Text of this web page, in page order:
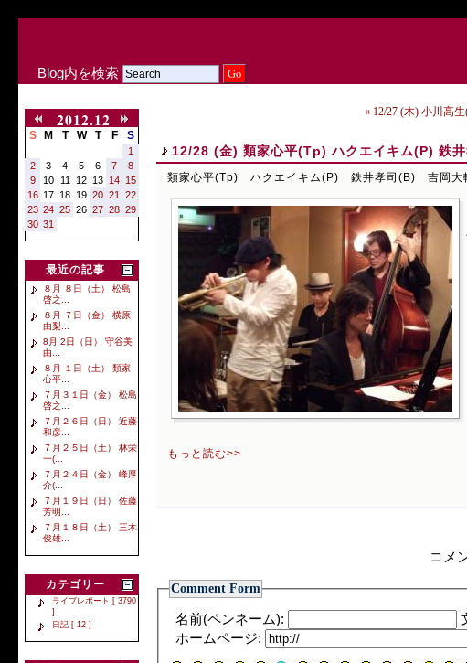
Blog内を検索
2012.12
S M T W T F S
1
2
3 4 5 6 7
8
9
10 11 12 13 14 15
16 17 18 19 20 21
22
23 24 25 26 27 28 29
30 31
最近の記事
８月 ８日（土） 松島
啓之...
８月 ７日（金） 横原
由梨...
8月 2日（日） 守谷美
由...
８月 １日（土） 類家
心平...
７月３１日（金） 松島
啓之...
７月２６日（日） 近藤
和彦...
７月２５日（土） 林栄
一(...
７月２４日（金） 峰厚
介(...
７月１９日（日） 佐藤
芳明...
７月１８日（土） 三木
俊雄...
カテゴリー
ライブレポート [ 3790
]
日記 [ 12 ]
« 12/27 (木) 小川高
12/28 (金) 類家心平(Tp) ハクエイキム(P) 鉄
類家心平(Tp) ハクエイキム(P) 鉄井孝司(B) 吉岡大
もっと読む>>
コメ
Comment Form
名前(ペンネーム):
ホームページ: